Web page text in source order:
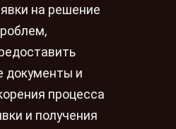
на решение
документы и
процесса
и получения